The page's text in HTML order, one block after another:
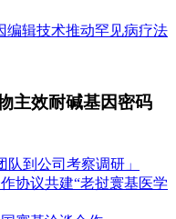
编辑技术推动罕见病疗法
主效耐碱基因密码
到公司考察调研」
协议共建“老挝寰基医学